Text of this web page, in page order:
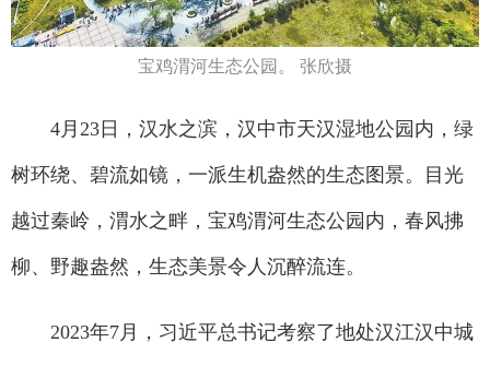
宝鸡渭河生态公园。 张欣摄
4月23日，汉水之滨，汉中市天汉湿地公园内，绿
树环绕、碧流如镜，一派生机盎然的生态图景。目光
越过秦岭，渭水之畔，宝鸡渭河生态公园内，春风拂
柳、野趣盎然，生态美景令人沉醉流连。
2023年7月，习近平总书记考察了地处汉江汉中城